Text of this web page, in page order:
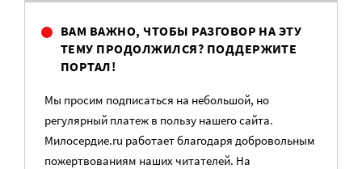
ВАМ ВАЖНО, ЧТОБЫ РАЗГОВОР НА ЭТУ
ТЕМУ ПРОДОЛЖИЛСЯ? ПОДДЕРЖИТЕ
ПОРТАЛ!
Мы просим подписаться на небольшой, но
регулярный платеж в пользу нашего сайта.
Милосердие.ru работает благодаря добровольным
пожертвованиям наших читателей. На